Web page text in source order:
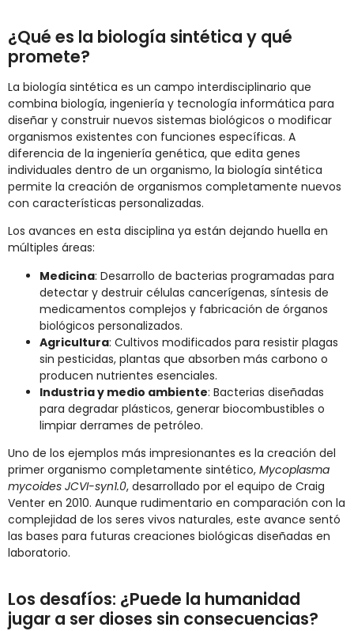
¿Qué es la biología sintética y qué
promete?
La biología sintética es un campo interdisciplinario que
combina biología, ingeniería y tecnología informática para
diseñar y construir nuevos sistemas biológicos o modificar
organismos existentes con funciones específicas. A
diferencia de la ingeniería genética, que edita genes
individuales dentro de un organismo, la biología sintética
permite la creación de organismos completamente nuevos
con características personalizadas.
Los avances en esta disciplina ya están dejando huella en
múltiples áreas:
Medicina: Desarrollo de bacterias programadas para
detectar y destruir células cancerígenas, síntesis de
medicamentos complejos y fabricación de órganos
biológicos personalizados.
Agricultura: Cultivos modificados para resistir plagas
sin pesticidas, plantas que absorben más carbono o
producen nutrientes esenciales.
Industria y medio ambiente: Bacterias diseñadas
para degradar plásticos, generar biocombustibles o
limpiar derrames de petróleo.
Uno de los ejemplos más impresionantes es la creación del
primer organismo completamente sintético, Mycoplasma
mycoides JCVI-syn1.0, desarrollado por el equipo de Craig
Venter en 2010. Aunque rudimentario en comparación con la
complejidad de los seres vivos naturales, este avance sentó
las bases para futuras creaciones biológicas diseñadas en
laboratorio.
Los desafíos: ¿Puede la humanidad
jugar a ser dioses sin consecuencias?